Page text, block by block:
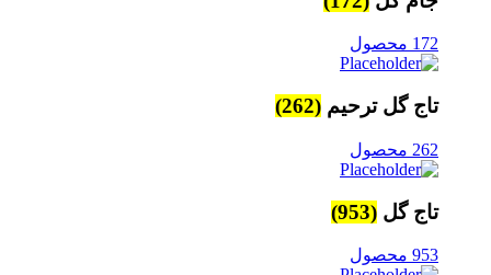
172 محصول
تاج گل ترحیم (262)
262 محصول
تاج گل (953)
953 محصول